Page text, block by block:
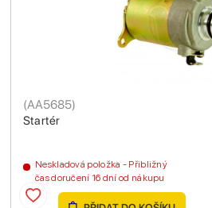
Startér
(AA5685)
Neskladová položka - Přibližný
čas doručení 16 dní od nákupu